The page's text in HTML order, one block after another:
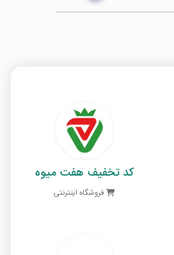
کد تخفیف هفت میوه
فروشگاه اینترنتی